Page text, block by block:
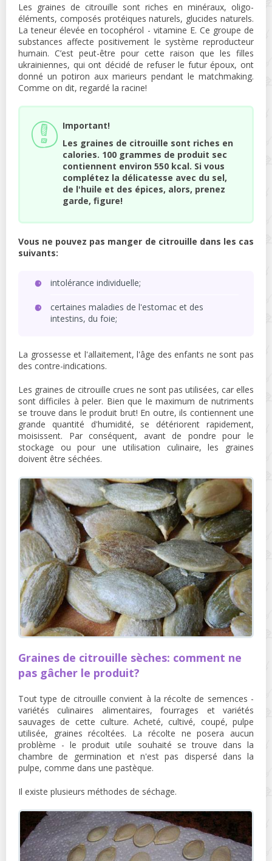
Les graines de citrouille sont riches en minéraux, oligo-
éléments, composés protéiques naturels, glucides naturels.
La teneur élevée en tocophérol - vitamine E. Ce groupe de
substances affecte positivement le système reproducteur
humain. C’est peut-être pour cette raison que les filles
ukrainiennes, qui ont décidé de refuser le futur époux, ont
donné un potiron aux marieurs pendant le matchmaking.
Comme on dit, regardé la racine!
Important!
Les graines de citrouille sont riches en
calories. 100 grammes de produit sec
contiennent environ 550 kcal. Si vous
complétez la délicatesse avec du sel,
de l'huile et des épices, alors, prenez
garde, figure!
Vous ne pouvez pas manger de citrouille dans les cas
suivants:
intolérance individuelle;
certaines maladies de l'estomac et des
intestins, du foie;
La grossesse et l'allaitement, l'âge des enfants ne sont pas
des contre-indications.
Les graines de citrouille crues ne sont pas utilisées, car elles
sont difficiles à peler. Bien que le maximum de nutriments
se trouve dans le produit brut! En outre, ils contiennent une
grande quantité d'humidité, se détériorent rapidement,
moisissent. Par conséquent, avant de pondre pour le
stockage ou pour une utilisation culinaire, les graines
doivent être séchées.
Graines de citrouille sèches: comment ne
pas gâcher le produit?
Tout type de citrouille convient à la récolte de semences -
variétés culinaires alimentaires, fourrages et variétés
sauvages de cette culture. Acheté, cultivé, coupé, pulpe
utilisée, graines récoltées. La récolte ne posera aucun
problème - le produit utile souhaité se trouve dans la
chambre de germination et n'est pas dispersé dans la
pulpe, comme dans une pastèque.
Il existe plusieurs méthodes de séchage.